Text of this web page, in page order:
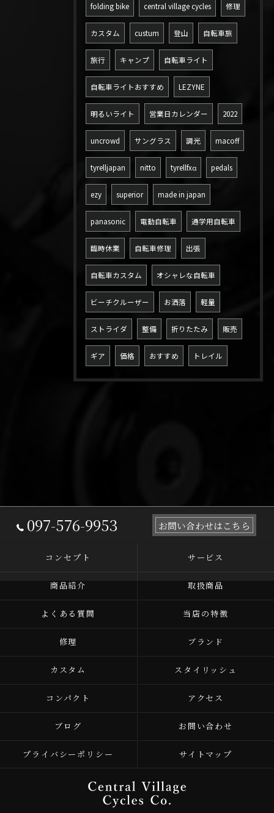
folding bike central village cycles 修理
カスタム custum 登山 自転車旅
旅行 キャンプ 自転車ライト
自転車ライトおすすめ LEZYNE
明るいライト 営業日カレンダー 2022
uncrowd サングラス 調光 macoff
tyrelljapan nitto tyrellfxα pedals
ezy superior made in japan
panasonic 電動自転車 通学用自転車
臨時休業 自転車修理 出張
自転車カスタム オシャレな自転車
ビーチクルーザー お洒落 軽量
ストライダ 整備 折りたたみ 販売
ギア 価格 おすすめ トレイル
097-576-9953 お問い合わせはこちら
コンセプト サービス
商品紹介 取扱商品
よくある質問 当店の特徴
修理 ブランド
カスタム スタイリッシュ
コンパクト アクセス
ブログ お問い合わせ
プライバシーポリシー サイトマップ